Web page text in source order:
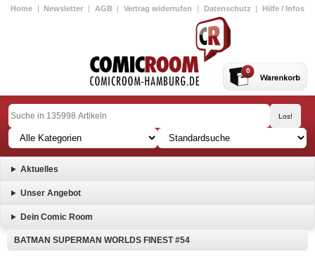
Home | Newsletter | AGB | Vertrag widerrufen | Datenschutz | Hilfe / Infos
0
Aktuelles
Unser Angebot
Dein Comic Room
BATMAN SUPERMAN WORLDS FINEST #54